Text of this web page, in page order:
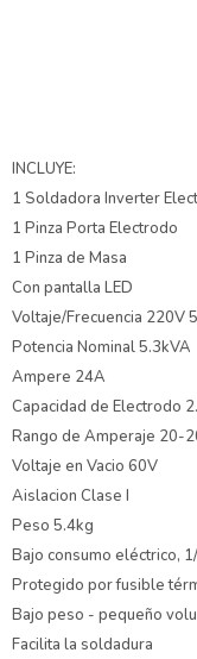
INCLUYE:
1 Soldadora Inverter
1 Pinza Porta Electrodo
1 Pinza de Masa
Con pantalla LED
Voltaje/Frecuencia 220V
Potencia Nominal 5.3kVA
Ampere 24A
Capacidad de Electrodo
Rango de Amperaje 20-
Voltaje en Vacio 60V
Aislacion Clase I
Peso 5.4kg
Bajo consumo eléctrico,
Protegido por fusible
Bajo peso - pequeño
Facilita la soldadura